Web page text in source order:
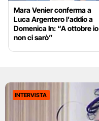
Mara Venier conferma a
Luca Argentero l’addio a
Domenica In: “A ottobre io
non ci sarò”
INTERVISTA